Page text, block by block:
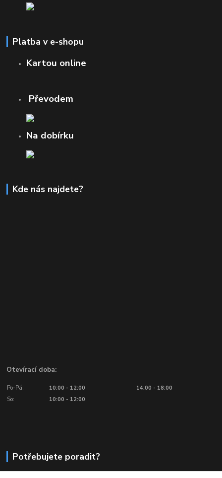
Platba v e-shopu
Kartou online
Převodem
Na dobírku
Kde nás najdete?
Otevírací doba:
Po-Pá: 10:00 - 12:00
14:00 - 18:00
So:
10:00 - 12:00
Potřebujete poradit?